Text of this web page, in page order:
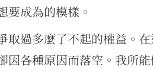
要成為的模樣。
取過多麼了不起的權益。
因各種原因而落空。我所